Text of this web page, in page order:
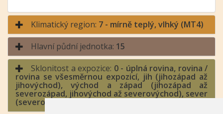
Klimatický region: 7 - mírně teplý, vlhký (MT4)
Hlavní půdní jednotka: 15
Sklonitost a expozice: 0 - úplná rovina, rovina /
rovina se všesměrnou expozicí, jih (jihozápad až
jihovýchod), východ a západ (jihozápad až
severozápad, jihovýchod až severovýchod), sever
(severozápad až severovýchod)